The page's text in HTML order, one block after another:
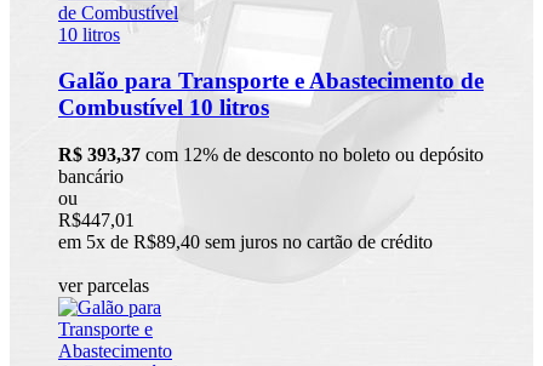
Galão para Transporte e Abastecimento de
Combustível 10 litros
R$ 393,37 com 12% de desconto no boleto ou depósito
bancário
ou
R$447,01
em 5x de R$89,40 sem juros no cartão de crédito
ver parcelas